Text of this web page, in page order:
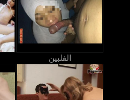
الفلبين